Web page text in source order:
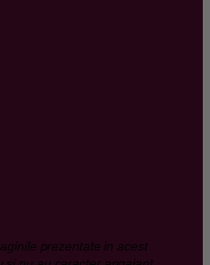
prezentate in acest